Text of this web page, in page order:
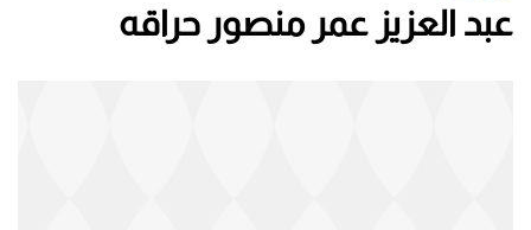
عبد العزيز عمر منصور حراقه